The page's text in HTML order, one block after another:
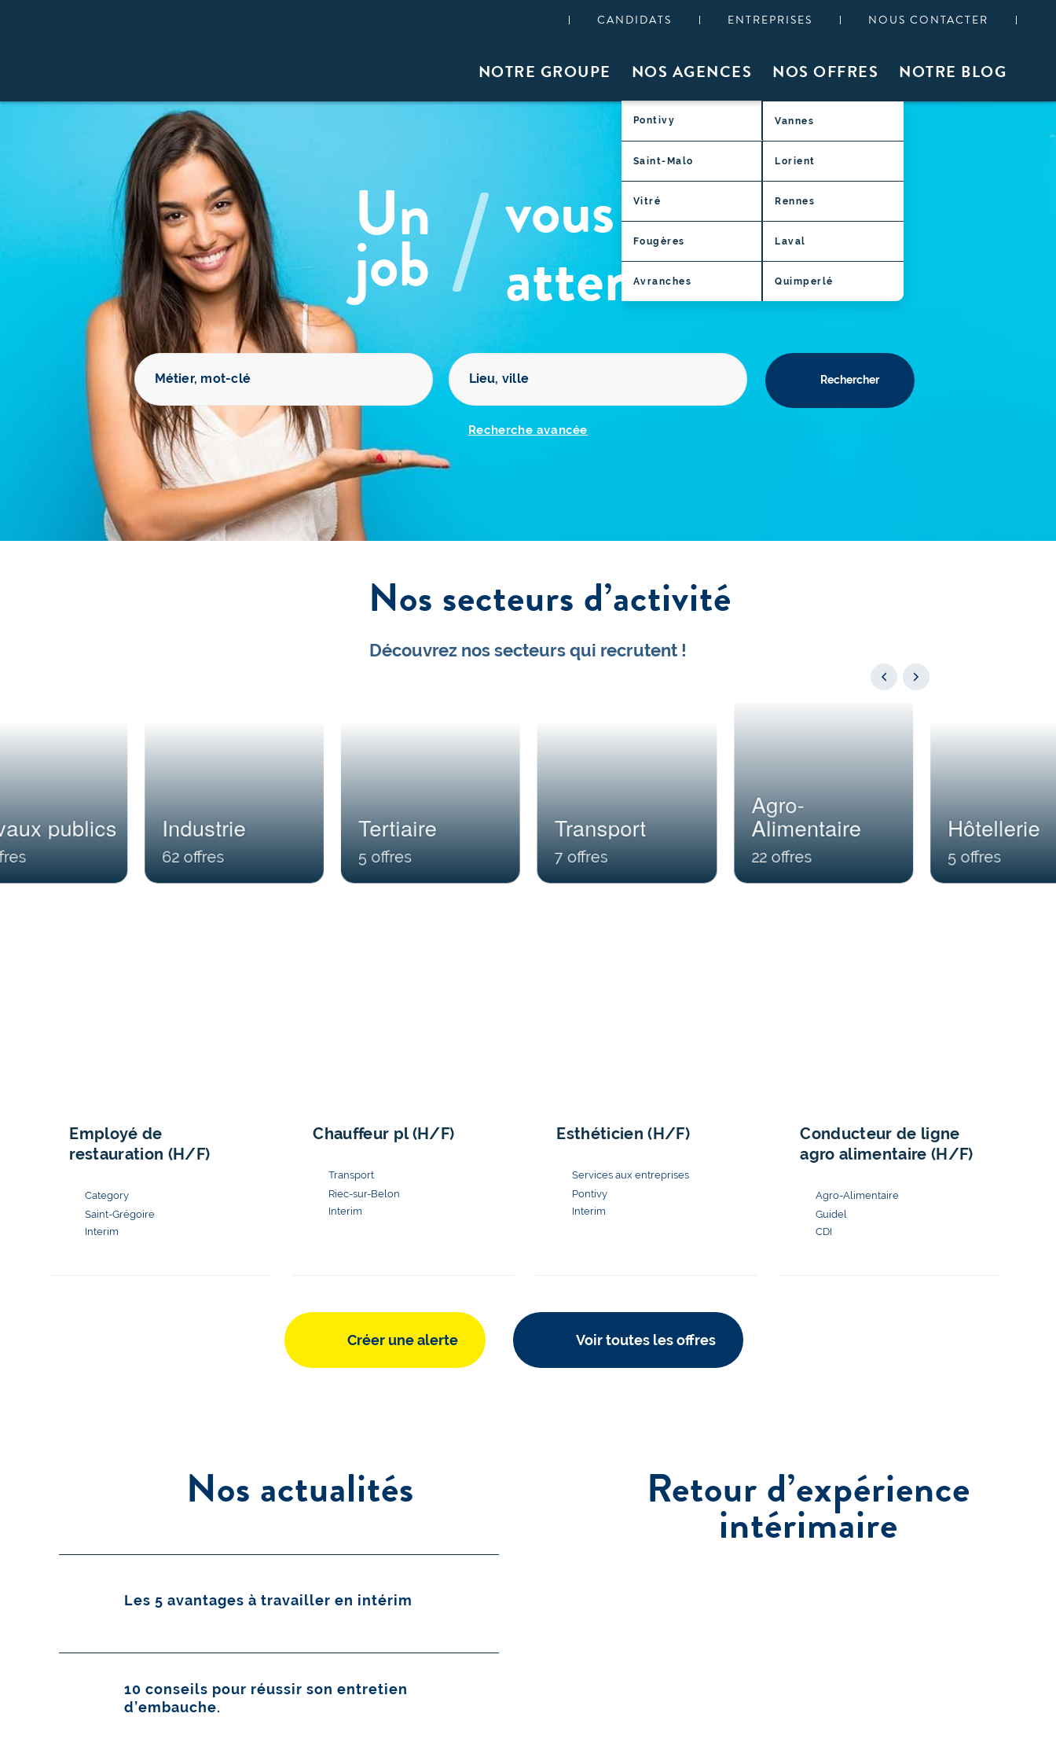
CANDIDATS ENTREPRISES NOUS CONTACTER
NOTRE GROUPE NOS AGENCES
Pontivy Vannes
Saint-Malo Lorient
Vitré Rennes
Fougères Laval
Avranches Quimperlé
NOS OFFRES NOTRE BLOG
Un
job /vous
attend !
Rechercher
Recherche avancée
Nos secteurs d’activité
Découvrez nos secteurs qui recrutent !
publics Industrie
62
Tertiaire
5
Transport
7
Agro-
Alimentaire
22
Hôtellerie
5
Employé de
restauration (H/F)
Saint-Grégoire
Interim
Chauffeur pl (H/F)
Riec-sur-Belon
Interim
Esthéticien (H/F)
Pontivy
Interim
Conducteur de ligne
agro alimentaire (H/F)
Guidel
CDI
Créer une alerte Voir toutes les offres
Nos actualités
Les 5 avantages à travailler en intérim
10 conseils pour réussir son entretien
d’embauche.
Retour d’expérience
intérimaire